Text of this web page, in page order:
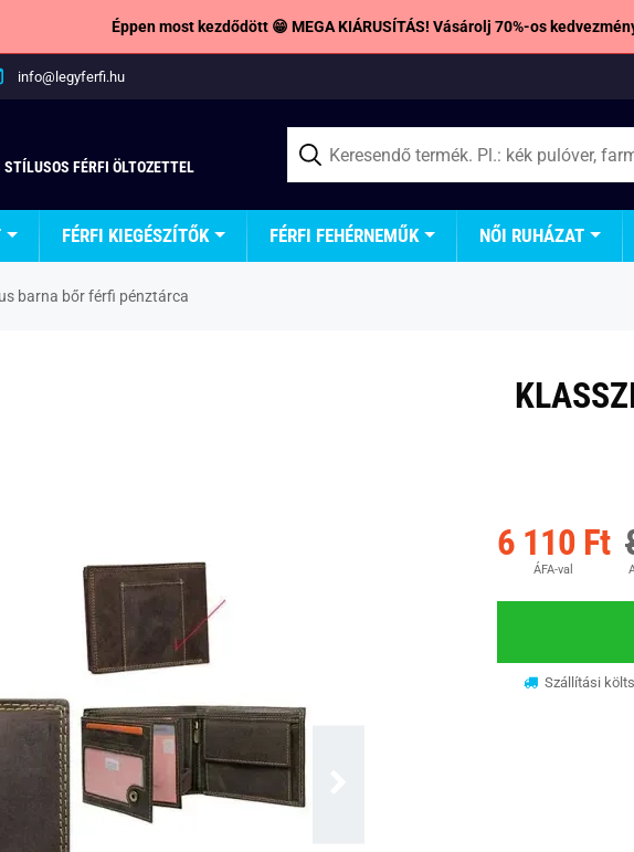
Éppen most kezdődött 😁 MEGA KIÁRUSÍTÁS! Vásárolj 70%-os
info@legyferfi.hu
FÉRFI ÖLTOZETTEL
FÉRFI KIEGÉSZÍTŐK FÉRFI FEHÉRNEMŰK NŐI RUHÁZAT
barna bőr férfi pénztárca
6 110 Ft
ÁFA-val
Szállítási